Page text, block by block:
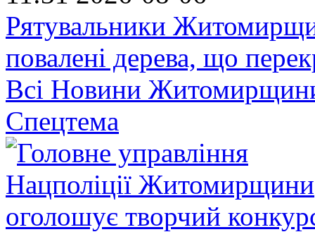
Рятувальники
повалені дерева, що
Всі Новини
Спецтема